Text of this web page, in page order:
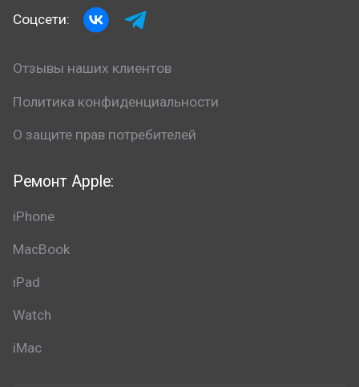
Ремонт Apple:
iPhone
MacBook
iPad
Watch
iMac
Соцсети:
Отзывы наших клиентов
Политика конфиденциальности
О защите прав потребителей